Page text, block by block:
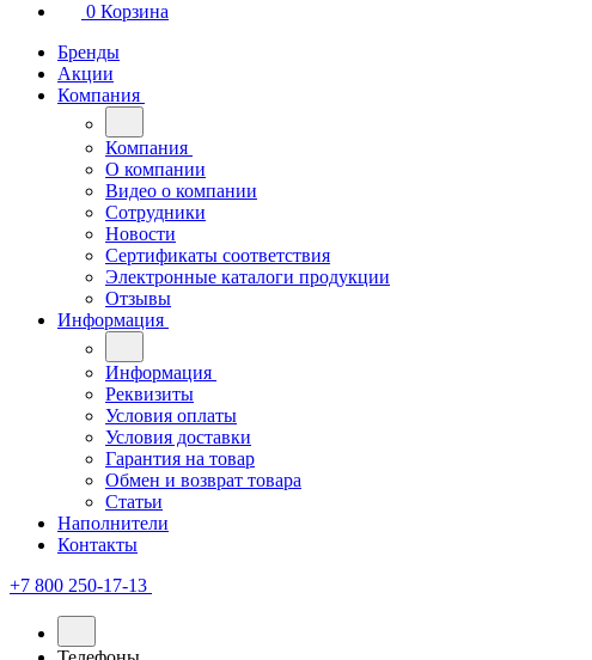
0 Корзина
Бренды
Акции
Компания
Компания
О компании
Видео о компании
Сотрудники
Новости
Сертификаты соответствия
Электронные каталоги продукции
Отзывы
Информация
Информация
Реквизиты
Условия оплаты
Условия доставки
Гарантия на товар
Обмен и возврат товара
Статьи
Наполнители
Контакты
+7 800 250-17-13